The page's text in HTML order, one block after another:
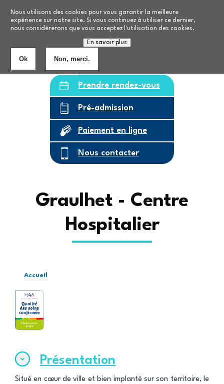
Nous utilisons des cookies pour vous garantir la meilleure
expérience sur notre site. Si vous continuez à utiliser ce dernier,
nous considérerons que vous acceptez l'utilisation des cookies.
En savoir plus
Ok Non, merci.
Nos formations
Personnes âgées8
Prendre rendez-vous
Pré-admission
Paiement en ligne
Nous contacter
Graulhet - Centre
Hospitalier
Fil
d'Ariane
Accueil
Présentation
Situé en cœur de ville et bien implanté sur son territoire, le